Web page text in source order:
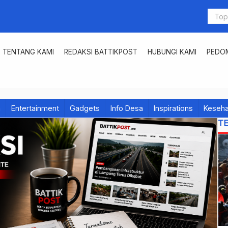
TENTANG KAMI REDAKSI BATTIKPOST HUBUNGI KAMI
Entertainment Gadgets Info Desa Inspirations